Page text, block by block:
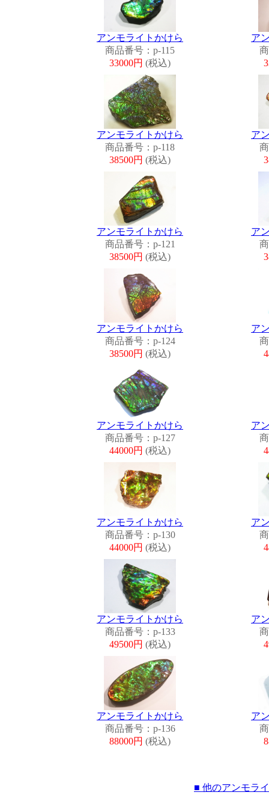
アンモライトかけら
商品番号：p-115
33000円 (税込)
ア
アンモライトかけら
商品番号：p-118
38500円 (税込)
ア
アンモライトかけら
商品番号：p-121
38500円 (税込)
ア
アンモライトかけら
商品番号：p-124
38500円 (税込)
ア
アンモライトかけら
商品番号：p-127
44000円 (税込)
ア
アンモライトかけら
商品番号：p-130
44000円 (税込)
ア
アンモライトかけら
商品番号：p-133
49500円 (税込)
ア
アンモライトかけら
商品番号：p-136
88000円 (税込)
ア
■ 他のアンモラ